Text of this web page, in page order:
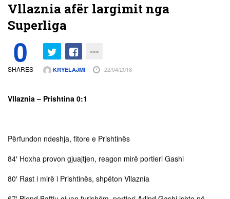
Vllaznia afër largimit nga
Superliga
0
SHARES KRYELAJMI 22/04/2018
Vllaznia – Prishtina 0:1
Përfundon ndeshja, fitore e Prishtinës
84′ Hoxha provon gjuajtjen, reagon mirë portieri Gashi
80′ Rast i mirë i Prishtinës, shpëton Vllaznia